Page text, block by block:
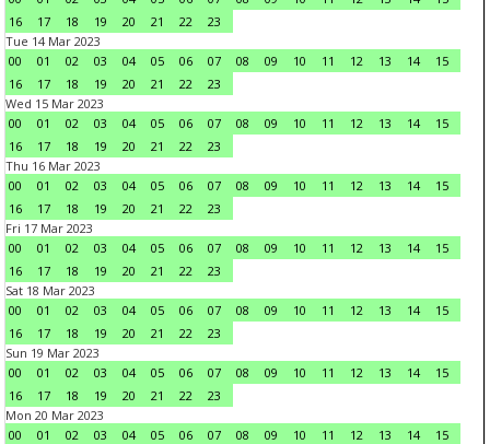
16
17 18 19 20 21 22
23
Tue 14 Mar 2023
00
01 02 03 04 05 06 07 08 09 10 11 12 13 14
15
16
17 18 19 20 21 22
23
Wed 15 Mar 2023
00
01 02 03 04 05 06 07 08 09 10 11 12 13 14
15
16
17 18 19 20 21 22
23
Thu 16 Mar 2023
00
01 02 03 04 05 06 07 08 09 10 11 12 13 14
15
16
17 18 19 20 21 22
23
Fri 17 Mar 2023
00
01 02 03 04 05 06 07 08 09 10 11 12 13 14
15
16
17 18 19 20 21 22
23
Sat 18 Mar 2023
00
01 02 03 04 05 06 07 08 09 10 11 12 13 14
15
16
17 18 19 20 21 22
23
Sun 19 Mar 2023
00
01 02 03 04 05 06 07 08 09 10 11 12 13 14
15
16
17 18 19 20 21 22
23
Mon 20 Mar 2023
00
01 02 03 04 05 06 07 08 09 10 11 12 13 14
15